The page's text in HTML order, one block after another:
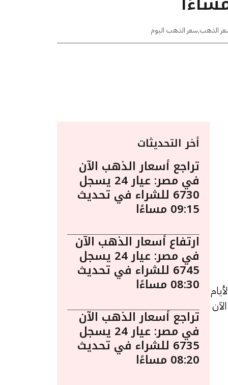
الذهب,سعر الذهب اليوم
أخر التحديثات
تراجع أسعار الذهب الآن
في مصر: عيار 24 يسجل
6730 للشراء في تحديث
09:15 مساءًا
ارتفاع أسعار الذهب الآن
في مصر: عيار 24 يسجل
6745 للشراء في تحديث
08:30 مساءًا
تراجع أسعار الذهب الآن
في مصر: عيار 24 يسجل
6735 للشراء في تحديث
08:20 مساءًا